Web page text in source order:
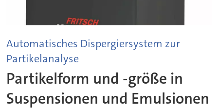
Automatisches Dispergiersystem zur
Partikelanalyse
Partikelform und -größe in
Suspensionen und Emulsionen